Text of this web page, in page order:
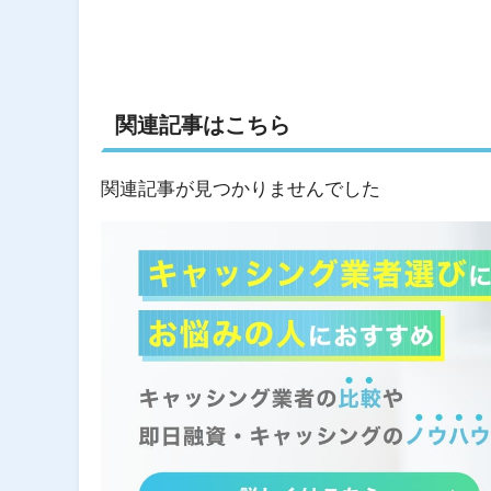
関連記事はこちら
関連記事が見つかりませんでした